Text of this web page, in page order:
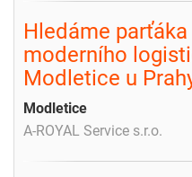
Hledáme
moderního
Modletice u
Modletice
A-ROYAL Service s.r.o.